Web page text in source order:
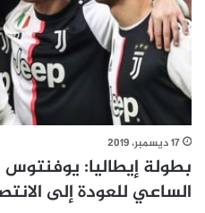
17 ديسمبر، 2019
بطولة إيطاليا: يوفنتوس
الساعي للعودة إلى